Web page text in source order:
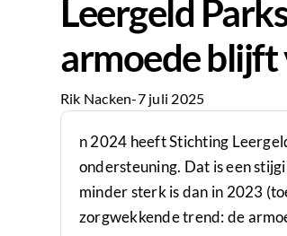
Leergeld
armoede blijft
Rik Nacken-7 juli 2025
n 2024 heeft Stichting
ondersteuning. Dat is een
minder sterk is dan in 2023
zorgwekkende trend: de